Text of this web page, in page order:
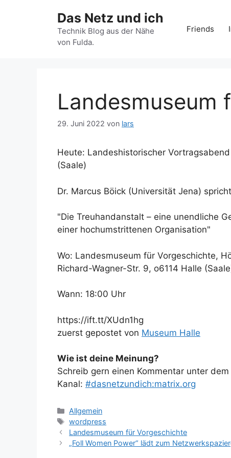
Das Netz und ich
Technik Blog aus der Nähe
von Fulda.
Friends
Landesmuseum
29. Juni 2022 von lars
Heute: Landeshistorischer
(Saale)
Dr. Marcus Böick (Universität Jena)
"Die Treuhandanstalt – eine unendliche
einer hochumstrittenen Organisation"
Wo: Landesmuseum für Vorgeschichte,
Richard-Wagner-Str. 9, o6114 Halle
Wann: 18:00 Uhr
https://ift.tt/XUdn1hg
zuerst gepostet von Museum Halle
Wie ist deine Meinung?
Schreib gern einen Kommentar unter
Kanal: #dasnetzundich:matrix.org
Kategorien
Allgemein
Schlagwörter
wordpress
Landesmuseum für Vorgeschichte
„Foll Women Power“ lädt zum